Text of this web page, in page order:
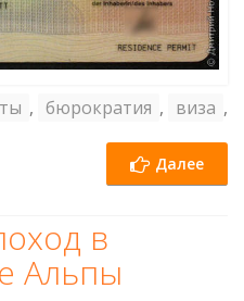
, бюрократия , виза ,
Далее
в
Альпы